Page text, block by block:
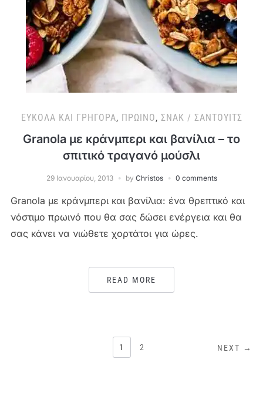
ΕΎΚΟΛΑ ΚΑΙ ΓΡΉΓΟΡΑ, ΠΡΩΙΝΌ, ΣΝΑΚ / ΣΆΝΤΟΥΙΤΣ
Granola με κράνμπερι και βανίλια – το
σπιτικό τραγανό μούσλι
29 Ιανουαρίου, 2013 by Christos 0 comments
Granola με κράνμπερι και βανίλια: ένα θρεπτικό και
νόστιμο πρωινό που θα σας δώσει ενέργεια και θα
σας κάνει να νιώθετε χορτάτοι για ώρες.
READ MORE
ΣΕΛΙΔΟΠΟΊΗΣΗ1 2 NEXT →